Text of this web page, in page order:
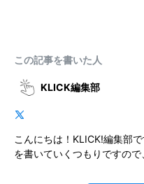
この記事を書いた人
KLICK編集部
こんにちは！KLICK!編集部
を書いていくつもりですの